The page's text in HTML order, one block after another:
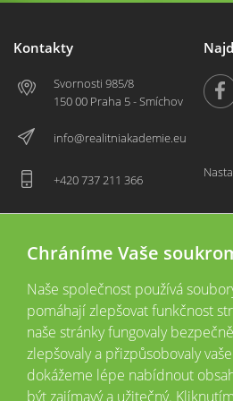
Kontakty
Svornosti 985/8
150 00 Praha 5 - Smíchov
info@realitniakademie.eu
+420 737 211 366
2026 © Copyright
Tyto webové stránky jsou provozovány
Chráníme Vaše
Naše společnost používá
pomáhají zlepšovat funkčnost
naše stránky fungovaly
zlepšovaly a přizpůsobovaly
dokážeme lépe nabídnout
být zajímavý a užitečný.